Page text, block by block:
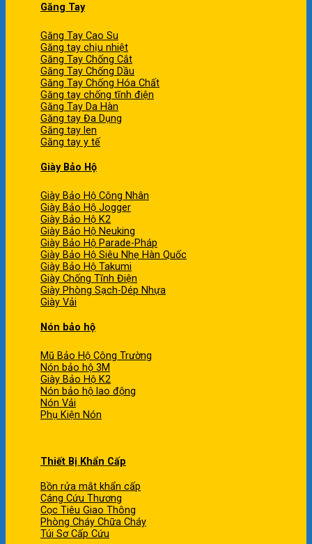
Găng Tay
Găng Tay Cao Su
Găng tay chịu nhiệt
Găng Tay Chống Cắt
Găng Tay Chống Dầu
Găng Tay Chống Hóa Chất
Găng tay chống tĩnh điện
Găng Tay Da Hàn
Găng tay Đa Dụng
Găng tay len
Găng tay y tế
Giày Bảo Hộ
Giày Bảo Hộ Công Nhân
Giày Bảo Hộ Jogger
Giày Bảo Hộ K2
Giày Bảo Hộ Neuking
Giày Bảo Hộ Parade-Pháp
Giày Bảo Hộ Siêu Nhẹ Hàn Quốc
Giày Bảo Hộ Takumi
Giày Chống Tĩnh Điện
Giày Phòng Sạch-Dép Nhựa
Giày Vải
Nón bảo hộ
Mũ Bảo Hộ Công Trường
Nón bảo hộ 3M
Giày Bảo Hộ K2
Nón bảo hộ lao động
Nón Vải
Phụ Kiện Nón
Thiết Bị Khẩn Cấp
Bồn rửa mắt khẩn cấp
Cáng Cứu Thương
Cọc Tiêu Giao Thông
Phòng Cháy Chữa Cháy
Túi Sơ Cấp Cứu